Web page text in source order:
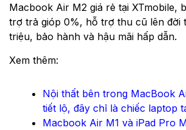
Macbook Air M2 giá rẻ tại XTmobile,
trợ trả gióp 0%, hỗ trợ thu cũ lên đời
triệu, bảo hành và hậu mãi hấp dẫn.
Xem thêm:
Nội thất bên trong MacBook
tiết lộ, đây chỉ là chiếc laptop
Macbook Air M1 và iPad Pro